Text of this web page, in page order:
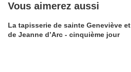
Vous aimerez aussi
La tapisserie de sainte Geneviève et
de Jeanne d’Arc - cinquième jour